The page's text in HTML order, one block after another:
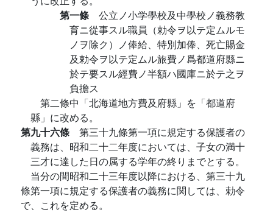
第一條 公立ノ小学學校及中學校ノ義務教
育ニ從事スル職員（勅令ヲ以テ定ムルモ
ノヲ除ク）ノ俸給、特別加俸、死亡賜金
及勅令ヲ以テ定ムル旅費ノ爲都道府縣ニ
於テ要スル經費ノ半額ハ國庫ニ於テ之ヲ
負擔ス
第二條中「北海道地方費及府縣」を「都道府
縣」に改める。
第九十六條 第三十九條第一項に規定する保護者の
義務は、昭和二十二年度においては、子女の満十
三才に達した日の属する学年の終りまでとする。
当分の間昭和二十三年度以降における、第三十九
條第一項に規定する保護者の義務に関しては、勅令
で、これを定める。